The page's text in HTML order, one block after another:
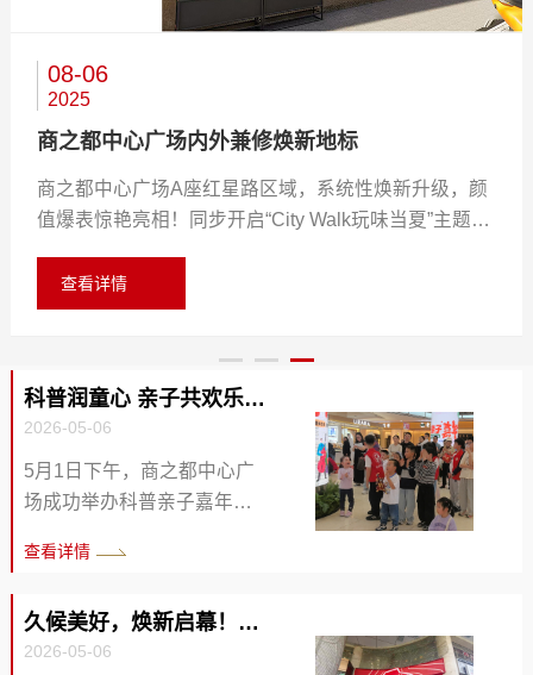
2026
集团领导到中心广场开展节日慰问及安全检查
都中心广场开展节日慰问及安全检查。商之都党委书
记、董事长、总经理王正；党委委员、副总经理，商管
公司党支部书记、董事程晓曦等陪同。 陈琼一行深入
商场运营一线，与在岗员工亲切交谈，向大家送上节日
情况给予充分肯定，就节日期间保供应、促销费、守安
全等工作提出具体要求，并对下一阶段重点工作作出指
导。 同时，陈琼一行在合肥中心广...
查看详情
2025
为商以德暖人心 商之都员工贴心救助九旬老人
年近九旬老人在二楼卫生间突发不适，值班员工黄建勋
发现后毫不犹豫搀扶住老人，贴心安置到座椅上休息。
联系上老人家属后，他担心老人独自等待存在风险，始
终在旁守护，还让同事倒来温水照顾，全程陪伴长达两
挚谢意，高度赞扬其乐于助人的可贵品质：“黄建勋同
志愿意主动搀扶陌生老人，还长时间耐心陪伴，这份责
任心实在难得。” 黄建勋的行为...
查看详情
08-06
2025
商之都中心广场内外兼修焕新地标
商之都中心广场A座红星路区域，系统性焕新升级，颜
值爆表惊艳亮相！同步开启“City Walk玩味当夏”主题活
新体验！超多惊喜福利，就等你来！ 内外兼修，焕新
城市人文商业地标 形象统一：规范沿街店招，提升品
慧光影：引进智慧亮化系统，升级夜间景观，激活“夜
经济”，营造璀璨氛围。体验至上： 优化交通动线，翻
新地面及设施，提升步行舒适度与便利性。活力注入：
增设时尚休憩区与趣味互动空间，激发社...
查看详情
科普润童心 亲子共欢乐 —商之都中心广场科普亲子嘉年华...
2026-05-06
5月1日下午，商之都中心广
场成功举办科普亲子嘉年华
堂，在轻松愉快的氛围中开
的科普奇妙之旅，活动成效
显著，获得现场市民的一致
查看详情
久候美好，焕新启幕！必胜客商之都合肥中心广场店重装盛...
2026-05-06